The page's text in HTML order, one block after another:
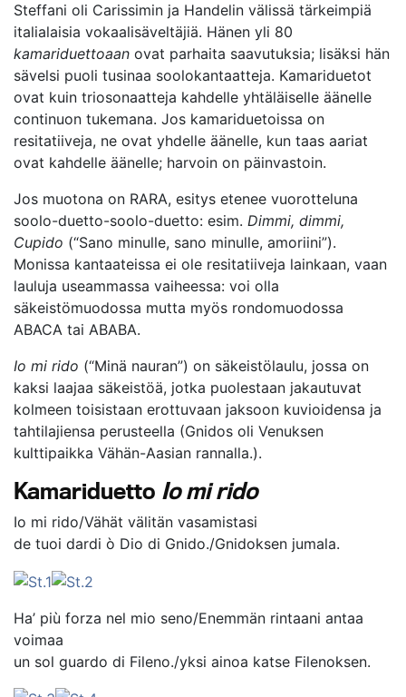
Steffani oli Carissimin ja Handelin välissä tärkeimpiä
italialaisia vokaalisäveltäjiä. Hänen yli 80
kamariduettoaan ovat parhaita saavutuksia; lisäksi hän
sävelsi puoli tusinaa soolokantaatteja. Kamariduetot
ovat kuin triosonaatteja kahdelle yhtäläiselle äänelle
continuon tukemana. Jos kamariduetoissa on
resitatiiveja, ne ovat yhdelle äänelle, kun taas aariat
ovat kahdelle äänelle; harvoin on päinvastoin.
Jos muotona on RARA, esitys etenee vuorotteluna
soolo-duetto-soolo-duetto: esim. Dimmi, dimmi,
Cupido (“Sano minulle, sano minulle, amoriini”).
Monissa kantaateissa ei ole resitatiiveja lainkaan, vaan
lauluja useammassa vaiheessa: voi olla
säkeistömuodossa mutta myös rondomuodossa
ABACA tai ABABA.
Io mi rido (“Minä nauran”) on säkeistölaulu, jossa on
kaksi laajaa säkeistöä, jotka puolestaan jakautuvat
kolmeen toisistaan erottuvaan jaksoon kuvioidensa ja
tahtilajiensa perusteella (Gnidos oli Venuksen
kulttipaikka Vähän-Aasian rannalla.).
Kamariduetto Io mi rido
Io mi rido/Vähät välitän vasamistasi
de tuoi dardi ò Dio di Gnido./Gnidoksen jumala.
Ha’ più forza nel mio seno/Enemmän rintaani antaa
voimaa
un sol guardo di Fileno./yksi ainoa katse Filenoksen.